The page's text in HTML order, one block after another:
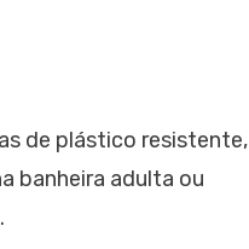
de plástico resistente,
banheira adulta ou